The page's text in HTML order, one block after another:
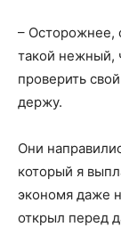
– Осторожнее,
такой нежный,
проверить
держу.
Они
который я
экономя даже
открыл перед